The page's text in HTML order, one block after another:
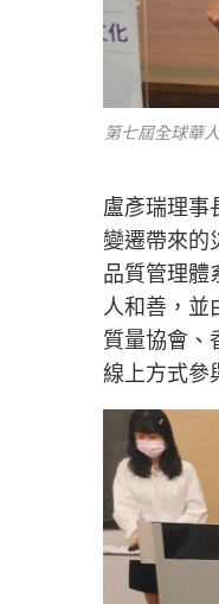
第七屆全球華
盧彥瑞理事
變遷帶來的
品質管理體
人和善，並
質量協會、
線上方式參